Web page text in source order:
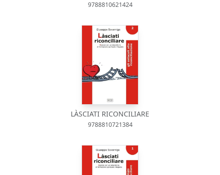
9788810621424
LÀSCIATI RICONCILIARE
9788810721384